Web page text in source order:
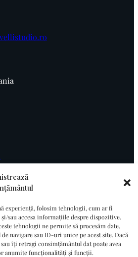
experiență, folosim tehnologii, cum ar fi
sau accesa informațiile despre dispozitive.
tehnologii ne permite să procesăm date,
navigare sau ID-uri unice pe acest site. Dacă
îți retragi consimțământul dat poate avea
anumite funcționalități și funcții.